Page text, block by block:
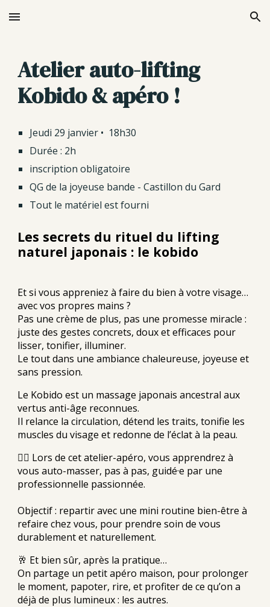
Skip to main content Skip to navigation
Atelier auto-lifting
Kobido & apéro !
Jeudi 29 janvier • 18h30
Durée : 2h
inscription obligatoire
QG de la joyeuse bande - Castillon du Gard
Tout le matériel est fourni
Les secrets du rituel du lifting
naturel japonais : le kobido
Et si vous appreniez à faire du bien à votre visage…
avec vos propres mains ?
Pas une crème de plus, pas une promesse miracle :
juste des gestes concrets, doux et efficaces pour
lisser, tonifier, illuminer.
Le tout dans une ambiance chaleureuse, joyeuse et
sans pression.
Le Kobido est un massage japonais ancestral aux
vertus anti-âge reconnues.
Il relance la circulation, détend les traits, tonifie les
muscles du visage et redonne de l’éclat à la peau.
💆‍♀️ Lors de cetatelier-apéro, vous apprendrez à
vous auto-masser, pas à pas, guidé·e par une
professionnelle passionnée.
Objectif : repartir avec une mini routine bien-être à
refaire chez vous, pour prendre soin de vous
durablement et naturellement.
🥂 Et bien sûr, après la pratique…
On partage un petit apéro maison, pour prolonger
le moment, papoter, rire, et profiter de ce qu’on a
déjà de plus lumineux : les autres.